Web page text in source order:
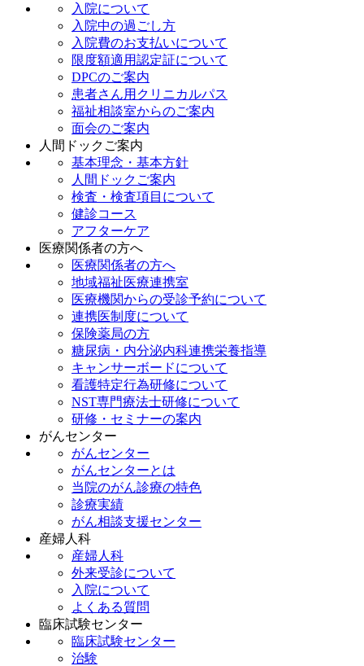
入院について
入院中の過ごし方
入院費のお支払いについて
限度額適用認定証について
DPCのご案内
患者さん用クリニカルパス
福祉相談室からのご案内
面会のご案内
人間ドックご案内
基本理念・基本方針
人間ドックご案内
検査・検査項目について
健診コース
アフターケア
医療関係者の方へ
医療関係者の方へ
地域福祉医療連携室
医療機関からの受診予約について
連携医制度について
保険薬局の方
糖尿病・内分泌内科連携栄養指導
キャンサーボードについて
看護特定行為研修について
NST専門療法士研修について
研修・セミナーの案内
がんセンター
がんセンター
がんセンターとは
当院のがん診療の特色
診療実績
がん相談支援センター
産婦人科
産婦人科
外来受診について
入院について
よくある質問
臨床試験センター
臨床試験センター
治験